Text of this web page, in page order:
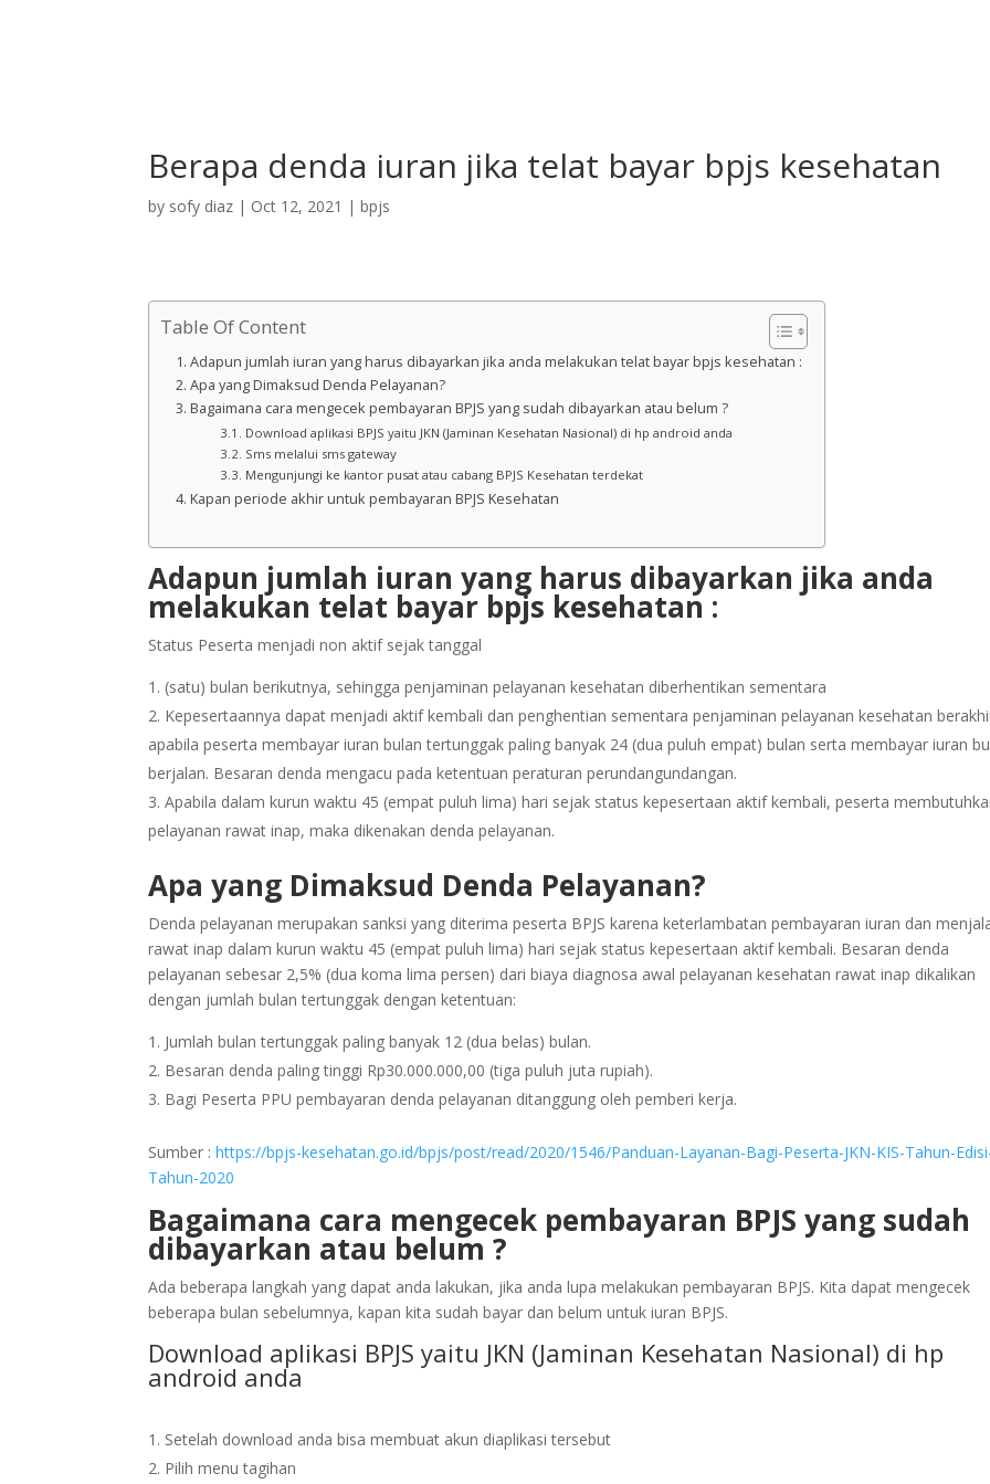
Berapa denda iuran jika telat bayar bpjs kesehatan
by sofy diaz | Oct 12, 2021 |bpjs
Table Of Content
Adapun jumlah iuran yang harus dibayarkan jika anda melakukan telat bayar bpjs kesehatan :
Apa yang Dimaksud Denda Pelayanan?
Bagaimana cara mengecek pembayaran BPJS yang sudah dibayarkan atau belum ?
Download aplikasi BPJS yaitu JKN (Jaminan Kesehatan Nasional) di hp android anda
Sms melalui sms gateway
Mengunjungi ke kantor pusat atau cabang BPJS Kesehatan terdekat
Kapan periode akhir untuk pembayaran BPJS Kesehatan
Adapun jumlah iuran yang harus dibayarkan jika anda
melakukan telat bayar bpjs kesehatan :
Status Peserta menjadi non aktif sejak tanggal
(satu) bulan berikutnya, sehingga penjaminan pelayanan kesehatan diberhentikan sementara
Kepesertaannya dapat menjadi aktif kembali dan penghentian sementara penjaminan pelayanan kesehatan
apabila peserta membayar iuran bulan tertunggak paling banyak 24 (dua puluh empat) bulan serta membayar iuran
berjalan. Besaran denda mengacu pada ketentuan peraturan perundangundangan.
Apabila dalam kurun waktu 45 (empat puluh lima) hari sejak status kepesertaan aktif kembali, peserta
pelayanan rawat inap, maka dikenakan denda pelayanan.
Apa yang Dimaksud Denda Pelayanan?
Denda pelayanan merupakan sanksi yang diterima peserta BPJS karena keterlambatan pembayaran iuran dan
rawat inap dalam kurun waktu 45 (empat puluh lima) hari sejak status kepesertaan aktif kembali. Besaran denda
pelayanan sebesar 2,5% (dua koma lima persen) dari biaya diagnosa awal pelayanan kesehatan rawat inap dikalikan
dengan jumlah bulan tertunggak dengan ketentuan:
Jumlah bulan tertunggak paling banyak 12 (dua belas) bulan.
Besaran denda paling tinggi Rp30.000.000,00 (tiga puluh juta rupiah).
Bagi Peserta PPU pembayaran denda pelayanan ditanggung oleh pemberi kerja.
Sumber :https://bpjs-kesehatan.go.id/bpjs/post/read/2020/1546/Panduan-Layanan-Bagi-Peserta-JKN-KIS-Tahun-
Tahun-2020
Bagaimana cara mengecek pembayaran BPJS yang sudah
dibayarkan atau belum ?
Ada beberapa langkah yang dapat anda lakukan, jika anda lupa melakukan pembayaran BPJS. Kita dapat mengecek
beberapa bulan sebelumnya, kapan kita sudah bayar dan belum untuk iuran BPJS.
Download aplikasi BPJS yaitu JKN (Jaminan Kesehatan Nasional) di hp
android anda
Setelah download anda bisa membuat akun diaplikasi tersebut
Pilih menu tagihan